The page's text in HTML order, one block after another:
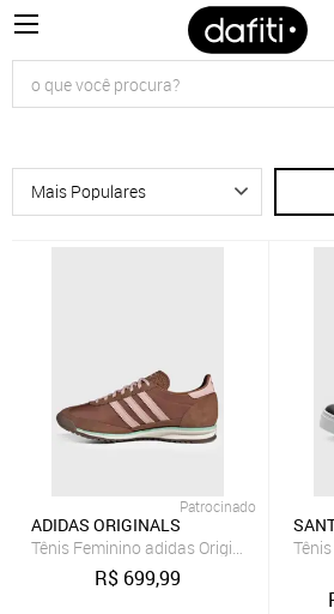
Patrocinado
ADIDAS ORIGINALS
Tênis Feminino adidas Originals Sl 72
R$ 699,99